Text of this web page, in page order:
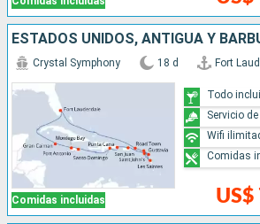
Comidas incluidas
Crystal Symphony 18 d Fort
US$
Todo
Servicio
Wifi
Comidas